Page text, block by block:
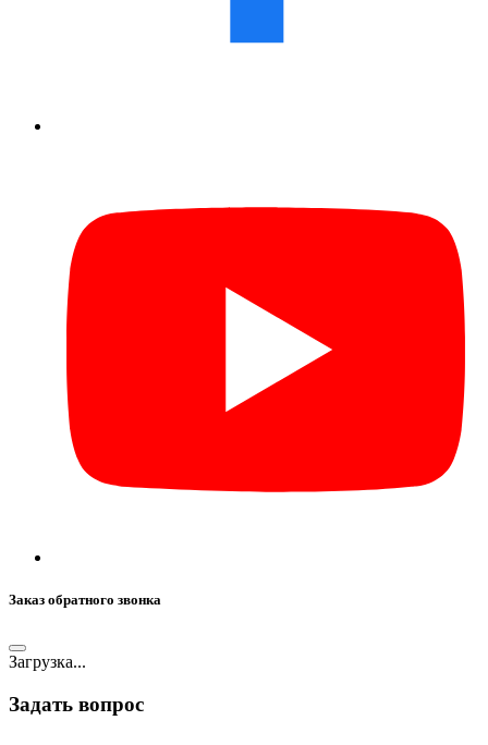
Заказ обратного звонка
Загрузка...
Задать вопрос